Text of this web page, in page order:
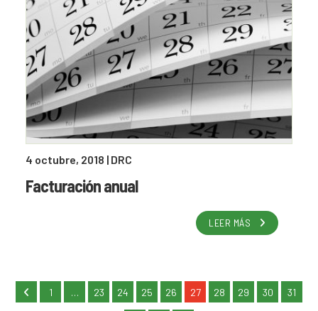
4 octubre, 2018 | DRC
Facturación anual
LEER MÁS
1 … 23 24 25 26 27 28 29 30 31